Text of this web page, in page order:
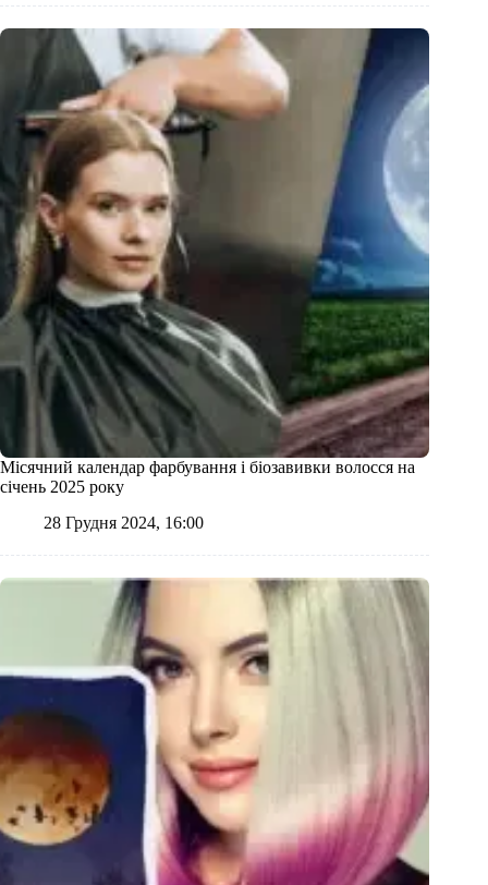
Місячний календар фарбування і біозавивки волосся на
січень 2025 року
28 Грудня 2024, 16:00